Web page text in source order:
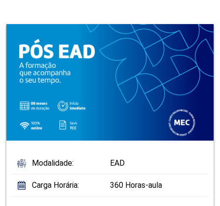
Modalidade: EAD
Carga Horária: 360 Horas-aula